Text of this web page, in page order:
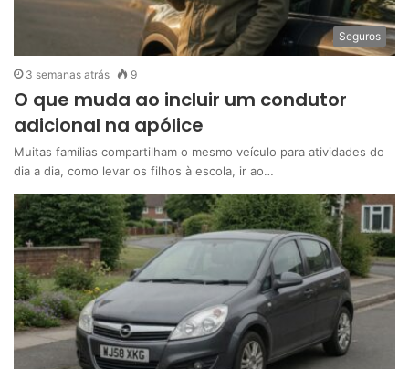
Seguros
3 semanas atrás 9
O que muda ao incluir um condutor
adicional na apólice
Muitas famílias compartilham o mesmo veículo para atividades do
dia a dia, como levar os filhos à escola, ir ao…